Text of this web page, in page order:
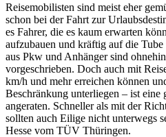
Reisemobilisten sind meist eher
schon bei der Fahrt zur
es Fahrer, die es kaum erwarten
aufzubauen und kräftig auf die
aus Pkw und Anhänger sind
vorgeschrieben. Doch auch mit
km/h und mehr erreichen können
Beschränkung unterliegen – ist
angeraten. Schneller als mit der
sollten auch Eilige nicht unterwegs
Hesse vom TÜV Thüringen.